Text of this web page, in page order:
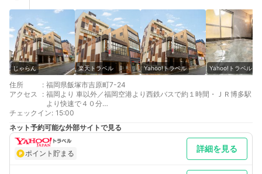
じゃらん 楽天トラベル Yahoo!トラベル Yahoo!トラベル
住所 : 福岡県飯塚市吉原町7-24
アクセス
: 福岡より 車以外／福岡空港より西鉄バスで約１時間・ＪＲ博多駅
より快速で４０分
北九州より 車／国道２００号線を北九州方面へ～九州道八幡ＩＣ
～国道２００号線を飯塚方面へ約30分 車以外／ＪＲ小倉駅から
鹿児島本線，黒崎駅又は折尾駅で福北ゆたか線乗換
最寄り駅１ 新飯塚
補足 車／一般駐車場（4台・屋根無）⇒500円/1泊 屋根付駐車
場（3台）⇒1,000円/1泊 ※予約不可・先着順満車の場合は近隣
のコインパーキングをご利用頂きます様、お願い申し上げます。
チェックイン: 15:00
ネット予約可能な外部サイトで見る
ポイント貯まる 詳細を見る